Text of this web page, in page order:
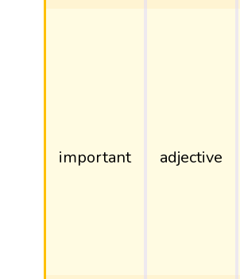
important adjective